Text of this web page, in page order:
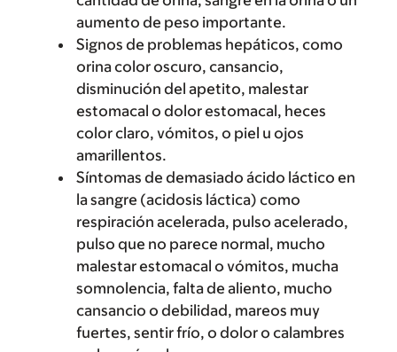
aumento de peso importante.
Signos de problemas hepáticos, como
orina color oscuro, cansancio,
disminución del apetito, malestar
estomacal o dolor estomacal, heces
color claro, vómitos, o piel u ojos
amarillentos.
Síntomas de demasiado ácido láctico en
la sangre (acidosis láctica) como
respiración acelerada, pulso acelerado,
pulso que no parece normal, mucho
malestar estomacal o vómitos, mucha
somnolencia, falta de aliento, mucho
cansancio o debilidad, mareos muy
fuertes, sentir frío, o dolor o calambres